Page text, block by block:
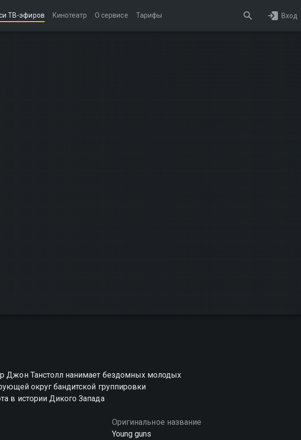
ТВ-эфиров Кинотеатр О сервисе Тарифы Вход
Джон Танстолл нанимает бездомных молодых
округ бандитской группировки
в истории Дикого Запада
Оригинальное название
Young guns